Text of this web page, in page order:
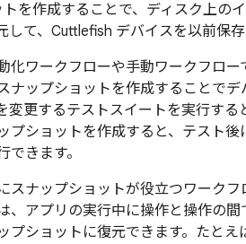
を作成することで、ディスク上の
て、Cuttlefish デバイスを以前保
化ワークフローや手動ワークフロ
ナップショットを作成することで
変更するテストスイートを実行す
プショットを作成すると、テスト
きます。
スナップショットが役立つワーク
アプリの実行中に操作と操作の間
プショットに復元できます。たと